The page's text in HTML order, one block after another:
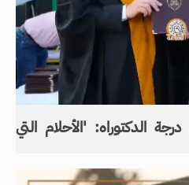
الدكتوراه: 'الأحلام التي